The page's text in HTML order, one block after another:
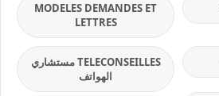
MODELES DEMANDES ET
LETTRES
TELECONSEILLES مستشاري
الهواتف